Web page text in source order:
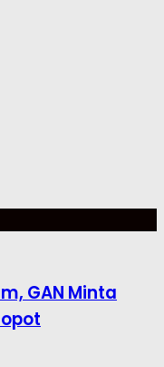
GAN Minta